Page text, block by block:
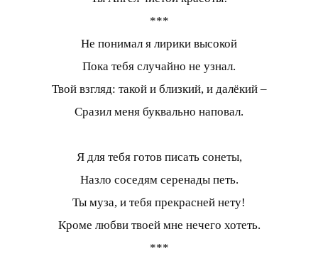
***
Не понимал я лирики высокой
Пока тебя случайно не узнал.
Твой взгляд: такой и близкий, и далёкий –
Сразил меня буквально наповал.
Я для тебя готов писать сонеты,
Назло соседям серенады петь.
Ты муза, и тебя прекрасней нету!
Кроме любви твоей мне нечего хотеть.
***